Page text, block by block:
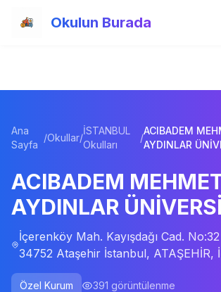
Okulun Burada
Okullar
Haberler
Blog
Hakkımızda
İletişim
Ana
Sayfa
/Okullar/
İSTANBUL
Okulları
/
ACIBADEM
AYDINLAR
ACIBADEM
AYDINLAR
İçerenköy Mah. Kayışdağı Cad.
34752 Ataşehir İstanbul, ATAŞEHİR,
Özel Kurum 391 görüntülenme